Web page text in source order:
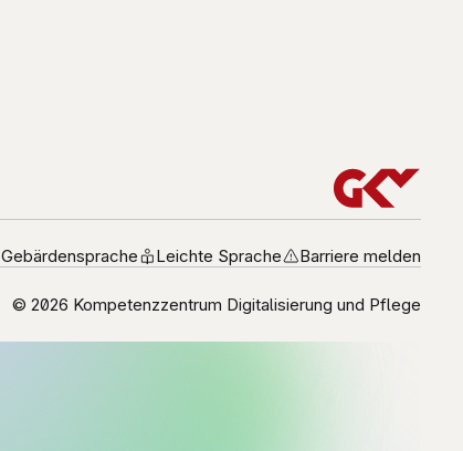
Gebärdensprache Leichte Sprache Barriere melden
© 2026 Kompetenzzentrum Digitalisierung und Pflege